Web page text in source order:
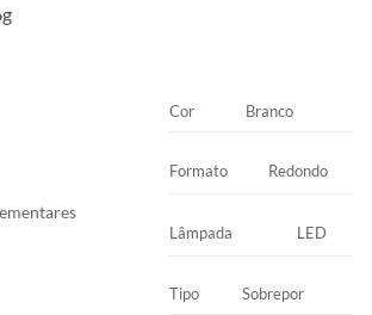
Cor Branco
Formato Redondo
Lâmpada LED
Tipo Sobrepor